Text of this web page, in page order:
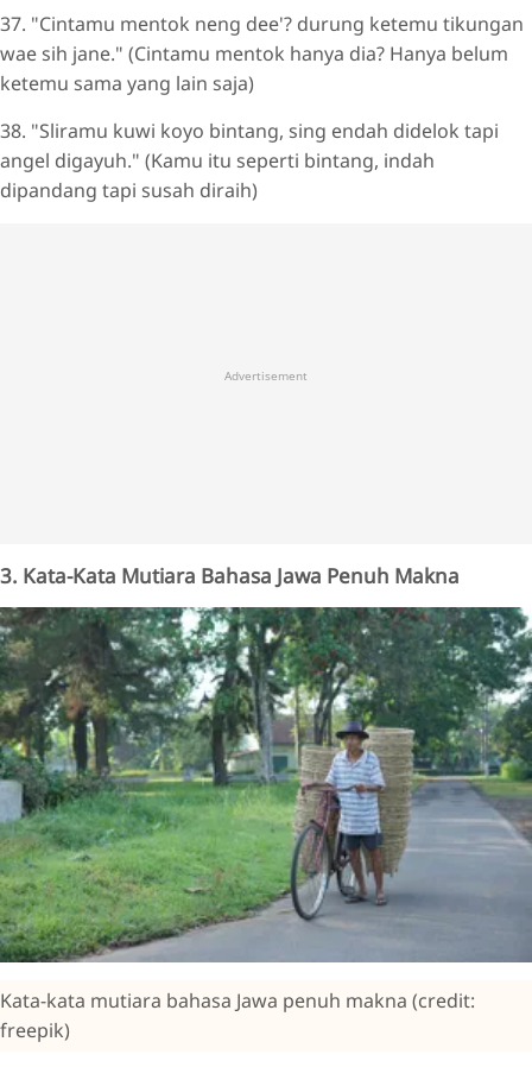
37. "Cintamu mentok neng dee'? durung ketemu tikungan
wae sih jane." (Cintamu mentok hanya dia? Hanya belum
ketemu sama yang lain saja)
38. "Sliramu kuwi koyo bintang, sing endah didelok tapi
angel digayuh." (Kamu itu seperti bintang, indah
dipandang tapi susah diraih)
Advertisement
3. Kata-Kata Mutiara Bahasa Jawa Penuh Makna
Kata-kata mutiara bahasa Jawa penuh makna (credit:
freepik)